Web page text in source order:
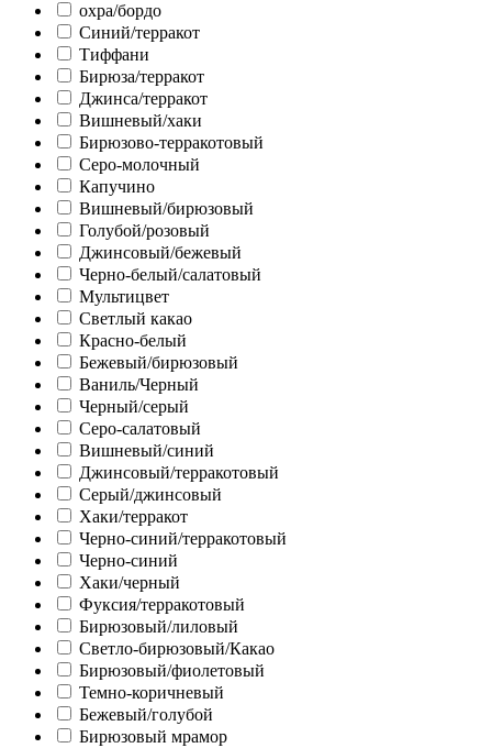
охра/бордо
Синий/терракот
Тиффани
Бирюза/терракот
Джинса/терракот
Вишневый/хаки
Бирюзово-терракотовый
Серо-молочный
Капучино
Вишневый/бирюзовый
Голубой/розовый
Джинсовый/бежевый
Черно-белый/салатовый
Мультицвет
Светлый какао
Красно-белый
Бежевый/бирюзовый
Ваниль/Черный
Черный/серый
Серо-салатовый
Вишневый/синий
Джинсовый/терракотовый
Серый/джинсовый
Хаки/терракот
Черно-синий/терракотовый
Черно-синий
Хаки/черный
Фуксия/терракотовый
Бирюзовый/лиловый
Светло-бирюзовый/Какао
Бирюзовый/фиолетовый
Темно-коричневый
Бежевый/голубой
Бирюзовый мрамор